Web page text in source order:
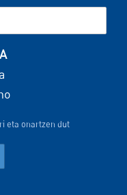
eta onartzen dut